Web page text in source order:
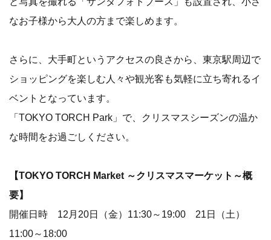
なお子様から大人の方まで楽しめます。
さらに、大手町というアクセスの良さから、東京駅周辺で
ショッピングを楽しむ人々や観光客も気軽に立ち寄れるイ
ベントとなっています。
「TOKYO TORCH Park」で、クリスマスシーズンの温か
な時間をお過ごしください。
【TOKYO TORCH Market ～クリスマスマーケット～概
要】
開催日時 12月20日（金）11:30～19:00 21日（土）
11:00～18:00